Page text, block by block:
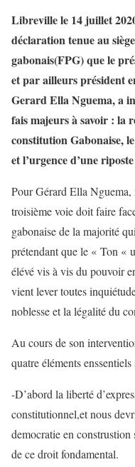
Libreville le 14 juillet
déclaration tenue au
gabonais(FPG) que le
et par ailleurs président
Gerard Ella Nguema, a
fais majeurs à savoir : la
constitution Gabonaise,
et l’urgence d’une
Pour Gérard Ella Nguema,
troisième voie doit faire
gabonaise de la majorité
prétendant que le « Ton «
élévé vis à vis du pouvoir
vient lever toutes
noblesse et la légalité du
Au cours de son
quatre éléments
-D’abord la liberté
constitutionnel,et nous
democratie en construstion
de ce droit fondamental.